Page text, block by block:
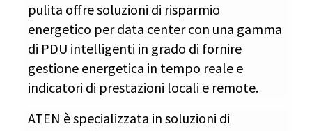
pulita offre soluzioni di risparmio
energetico per data center con una gamma
di PDU intelligenti in grado di fornire
gestione energetica in tempo reale e
indicatori di prestazioni locali e remote.
ATEN è specializzata in soluzioni di